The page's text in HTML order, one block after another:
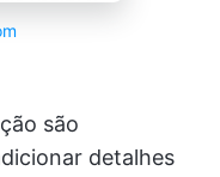
são
detalhes